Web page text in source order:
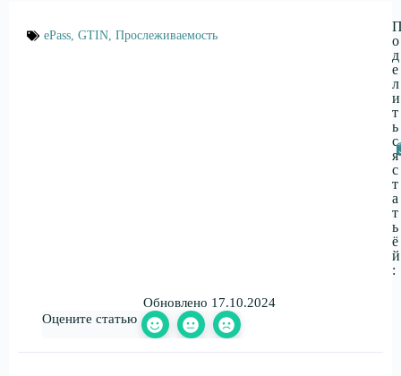
ePass, GTIN, Прослеживаемость
о
д
е
л
и
т
ь
с
я
с
т
а
т
ь
ё
й
:
Обновлено 17.10.2024
Оцените статью